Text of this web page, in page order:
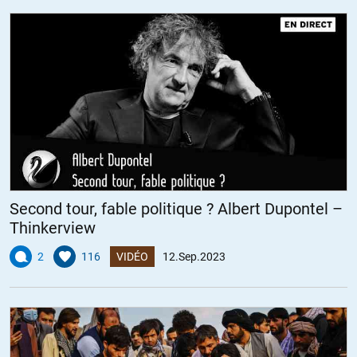
il y a 50 ans au Chili : les Chicago Boys avec l’aide des nazis de la
Colonia Dignidad (sic) ont permis à Pinochet d’étrenner le « Plan
Condor* » de Kissinger/CIA..
Perso, ça me rappelle quelque chose de très contemporain à l’Est !
* qui touchera les autres pays dudit « Cône Sud » des Amériques
dont Uruguay, Argentine, etc
+4 ALERTER
Moussars //15.09.2023 à 15h45
écrit un article encourageant à baisser la contribution des états
envers leur école publique de façon à ce que mes parents qui en ont
les moyens, ou « éclairés », envoient leurs enfants dans le privé…
Second tour, fable politique ? Albert Dupontel –
Thinkerview
2 116 VIDÉO 12.Sep.2023